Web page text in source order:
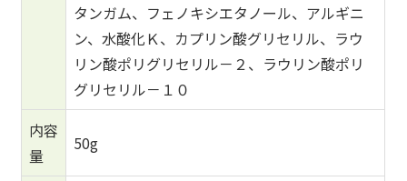
タンガム、フェノキシエタノール、アルギニ
ン、水酸化Ｋ、カプリン酸グリセリル、ラウ
リン酸ポリグリセリル－２、ラウリン酸ポリ
グリセリル－１０
内容
量
50g